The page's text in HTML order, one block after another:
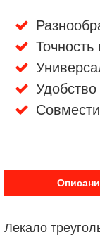
Точность
Удобство
Лекало